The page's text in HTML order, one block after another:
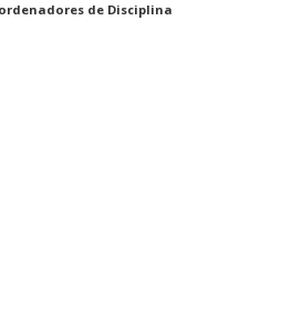
de Disciplina